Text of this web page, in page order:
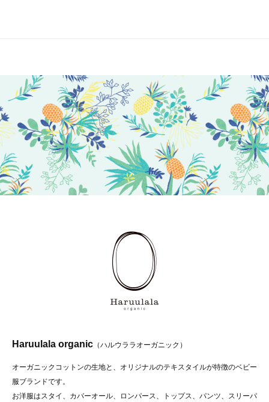
Haruulala organic （ハルウララオーガニック）
オーガニックコットンの生地と、オリジナルのテキスタイルが特徴のベビー
服ブランドです。
お洋服はスタイ、カバーオール、ロンパース、トップス、パンツ、スリーパ